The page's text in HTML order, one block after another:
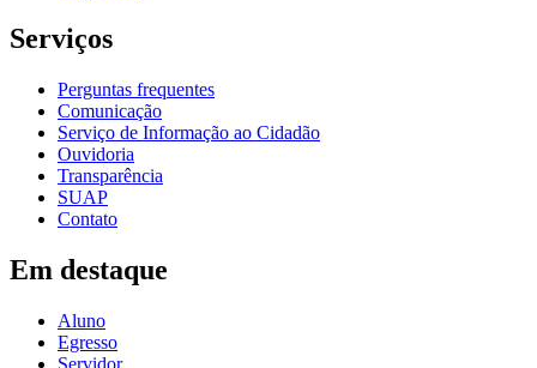
Serviços
Perguntas frequentes
Comunicação
Serviço de Informação ao Cidadão
Ouvidoria
Transparência
SUAP
Contato
Em destaque
Aluno
Egresso
Servidor